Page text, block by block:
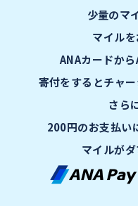
少量のマ
マイル
ANAカードか
寄付をするとチャ
さら
200円のお支払い
マイルが